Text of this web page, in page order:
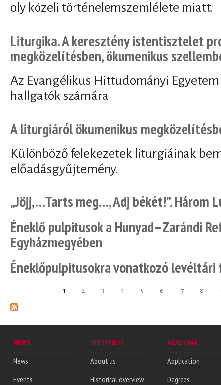
oly közeli történelemszemlélete miatt.
Liturgika. A keresztény istentisztelet
megközelítésben, ökumenikus
Az Evangélikus Hittudományi
hallgatók számára.
A liturgiáról ökumenikus
Különböző felekezetek liturgiáinak
előadásgyűjtemény.
„Jöjj, …Tarts meg…, Adj békét!”. Három
Éneklő pulpitusok a Hunyad–Zarándi
Egyházmegyében
Éneklőpulpitusokra vonatkozó levéltári
1 2 3 4 5 6 7 8
NEWS
News
Events
INSTITUTE
About us
Historical overview
ACADEMIA
Application
Degrees